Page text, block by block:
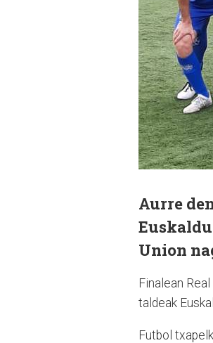
Aurre
Union
Finalean
taldeak
Futbol